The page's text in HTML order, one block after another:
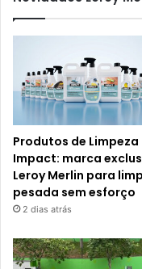
Produtos de Limpeza
Impact: marca
Leroy Merlin para
pesada sem esforço
2 dias atrás